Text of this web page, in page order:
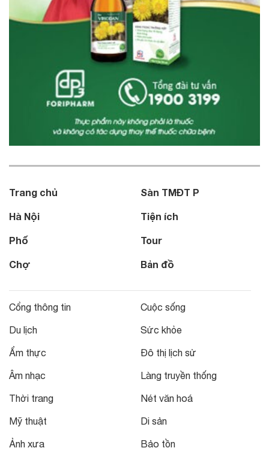
Trang chủ
Hà Nội
Phố
Chợ
Sàn TMĐT P
Tiện ích
Tour
Bản đồ
Cổng thông tin
Du lịch
Ẩm thực
Âm nhạc
Thời trang
Mỹ thuật
Ảnh xưa
Cuộc sống
Sức khỏe
Đô thị lịch sử
Làng truyền thống
Nét văn hoá
Di sản
Bảo tồn